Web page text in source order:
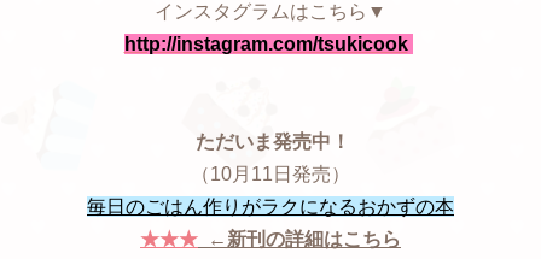
インスタグラムはこちら▼
http://instagram.com/tsukicook
ただいま発売中！
（10月11日発売）
毎日のごはん作りがラクになるおかずの本
★★★ ←新刊の詳細はこちら